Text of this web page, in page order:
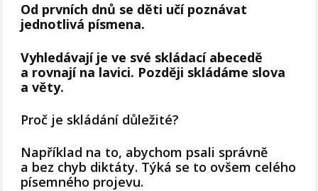
Od prvních dnů se děti učí poznávat
jednotlivá písmena.
Vyhledávají je ve své skládací abecedě
a rovnají na lavici. Později skládáme slova
a věty.
Proč je skládání důležité?
Například na to, abychom psali správně
a bez chyb diktáty. Týká se to ovšem celého
písemného projevu.